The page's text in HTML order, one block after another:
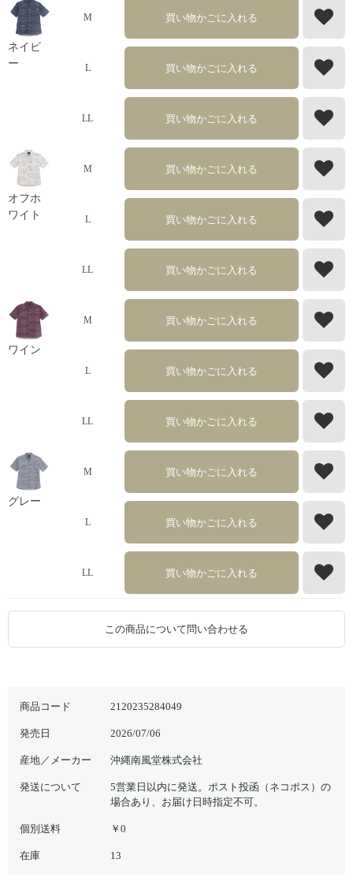
商品コード 2120235284049
発売日 2026/07/06
産地／メーカー 沖縄南風堂株式会社
発送について
5営業日以内に発送。ポスト投函（ネコポス）の
場合あり、お届け日時指定不可。
個別送料 ￥0
在庫 13
ネイビ
ー
M 買い物かごに入れる
L 買い物かごに入れる
LL 買い物かごに入れる
オフホ
ワイト
M 買い物かごに入れる
L 買い物かごに入れる
LL 買い物かごに入れる
ワイン
M 買い物かごに入れる
L 買い物かごに入れる
LL 買い物かごに入れる
グレー
M 買い物かごに入れる
L 買い物かごに入れる
LL 買い物かごに入れる
この商品について問い合わせる